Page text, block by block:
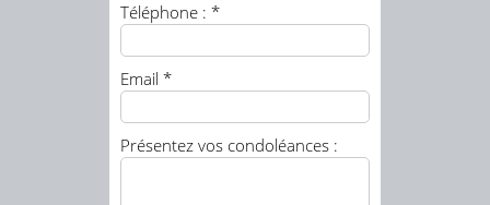
Téléphone : *
Email *
Présentez vos condoléances :